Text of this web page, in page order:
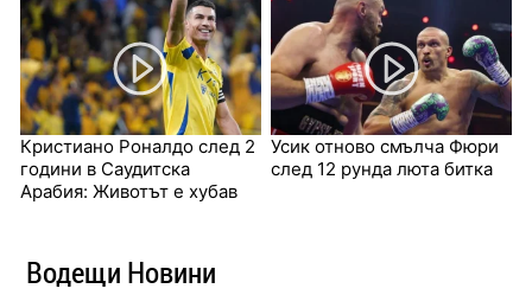
Кристиано Роналдо след 2
години в Саудитска
Арабия: Животът е хубав
Усик отново смълча Фюри
след 12 рунда люта битка
Водещи Новини